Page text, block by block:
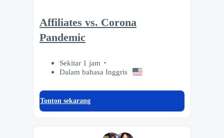
Affiliates vs. Corona
Pandemic
Sekitar 1 jam
Dalam bahasa Inggris
Tonton sekarang